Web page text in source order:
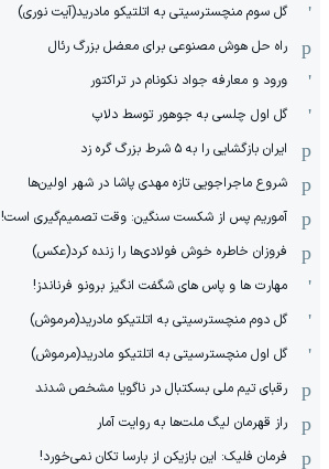
گل سوم منچسترسیتی به اتلتیکو مادرید(آیت نوری)
راه حل هوش مصنوعی برای معضل بزرگ رئال
ورود و معارفه جواد نکونام در تراکتور
گل اول چلسی به جوهور توسط دلاپ
ایران بازگشایی را به ۵ شرط بزرگ گره زد
شروع ماجراجویی تازه مهدی پاشا در شهر اولین‌ها
آموریم پس از شکست سنگین: وقت تصمیم‌گیری است!
فروزان خاطره خوش فولادی‌ها را زنده کرد(عکس)
مهارت ها و پاس های شگفت انگیز برونو فرناندز!
گل دوم منچسترسیتی به اتلتیکو مادرید(مرموش)
گل اول منچسترسیتی به اتلتیکو مادرید(مرموش)
رقبای تیم ملی بسکتبال در ناگویا مشخص‌ شدند
راز قهرمان لیگ ملت‌ها به روایت آمار
فرمان فلیک: این بازیکن از بارسا تکان نمی‌خورد!